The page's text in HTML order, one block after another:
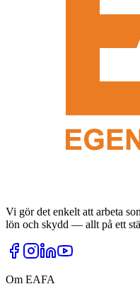
Vi gör det enkelt att arbeta
lön och skydd — allt på ett
Om EAFA